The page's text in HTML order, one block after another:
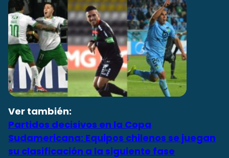
Ver también:
Partidos decisivos en la Copa
Sudamericana: Equipos chilenos se juegan
su clasificación a la siguiente fase